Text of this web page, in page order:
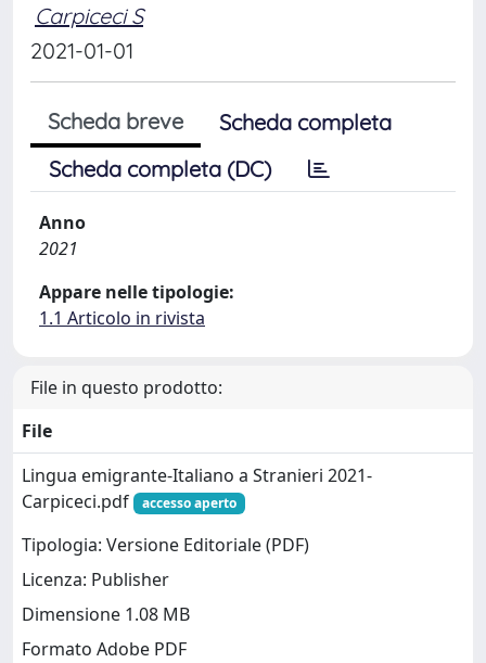
Carpiceci S
2021-01-01
Scheda breve
Scheda completa
Scheda completa (DC)
Anno
2021
Appare nelle tipologie:
1.1 Articolo in rivista
File in questo prodotto:
File
Lingua emigrante-Italiano a Stranieri 2021-
Carpiceci.pdf
accesso aperto
Tipologia: Versione Editoriale (PDF)
Licenza: Publisher
Dimensione 1.08 MB
Formato Adobe PDF